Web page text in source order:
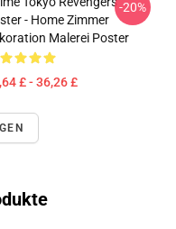
- Home Zimmer
Malerei Poster
£ - 36,26 £
-20%